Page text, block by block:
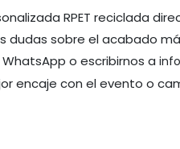
RPET reciclada
dudas sobre el acabado
o escribirnos a
encaje con el evento o